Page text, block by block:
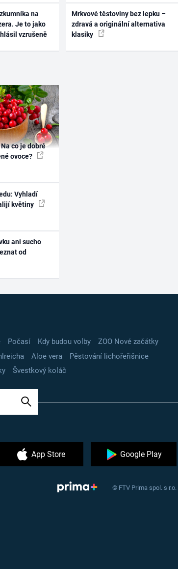
na
Je to jako
vzrušeně
Mrkvové těstoviny bez lepku –
zdravá a originální alternativa
klasiky
co je dobré
ovoce?
Vyhladí
květiny
ani sucho
od
Počasí Kdy budou volby
ZOO Nové začátky
Aloe vera
Pěstování lichořeřišnice
Švestkový koláč
App Store Google Play
© FTV Prima spol. s r.o.